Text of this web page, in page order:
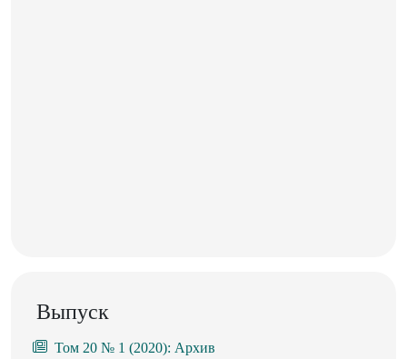
Выпуск
Том 20 № 1 (2020): Архив